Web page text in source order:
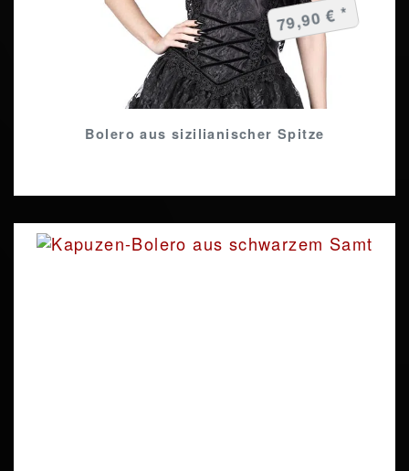
Bolero aus sizilianischer Spitze
79,90 € *